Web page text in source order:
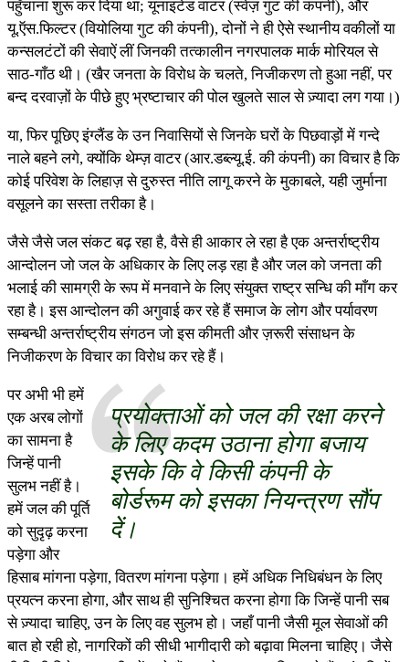
पहुँचाना शुरू कर दिया था; यूनाइटेड वाटर (स्वेज़ गुट की कंपनी), और
यू.ऍस.फिल्टर (वियोलिया गुट की कंपनी), दोनों ने ही ऐसे स्थानीय वकीलों या
कन्सलटंटों की सेवाऐं लीं जिनकी तत्कालीन नगरपालक मार्क मोरियल से
साठ-गाँठ थी। (खैर जनता के विरोध के चलते, निजीकरण तो हुआ नहीं, पर
बन्द दरवाज़ों के पीछे हुए भ्रष्टाचार की पोल खुलते साल से ज़्यादा लग गया।)
या, फिर पूछिए इंग्लैंड के उन निवासियों से जिनके घरों के पिछवाड़ों में गन्दे
नाले बहने लगे, क्योंकि थेम्ज़ वाटर (आर.डब्ल्यू.ई. की कंपनी) का विचार है कि
कोई परिवेश के लिहाज़ से दुरुस्त नीति लागू करने के मुकाबले, यही जुर्माना
वसूलने का सस्ता तरीका है।
जैसे जैसे जल संकट बढ़ रहा है, वैसे ही आकार ले रहा है एक अन्तर्राष्ट्रीय
आन्दोलन जो जल के अधिकार के लिए लड़ रहा है और जल को जनता की
भलाई की सामग्री के रूप में मनवाने के लिए संयुक्त राष्ट्र सन्धि की माँग कर
रहा है। इस आन्दोलन की अगुवाई कर रहे हैं समाज के लोग और पर्यावरण
सम्बन्धी अन्तर्राष्ट्रीय संगठन जो इस कीमती और ज़रूरी संसाधन के
निजीकरण के विचार का विरोध कर रहे हैं।
प्रयोक्ताओं को जल की रक्षा करने
के लिए कदम उठाना होगा बजाय
इसके कि वे किसी कंपनी के
बोर्डरूम को इसका नियन्त्रण सौंप
दें।
पर अभी भी हमें
एक अरब लोगों
का सामना है
जिन्हें पानी
सुलभ नहीं है।
हमें जल की पूर्ति
को सुदृढ़ करना
पड़ेगा और
हिसाब मांगना पड़ेगा, वितरण मांगना पड़ेगा। हमें अधिक निधिबंधन के लिए
प्रयत्न करना होगा, और साथ ही सुनिश्चित करना होगा कि जिन्हें पानी सब
से ज़्यादा चाहिए, उन के लिए वह सुलभ हो। जहाँ पानी जैसी मूल सेवाओं की
बात हो रही हो, नागरिकों की सीधी भागीदारी को बढ़ावा मिलना चाहिए। जैसे